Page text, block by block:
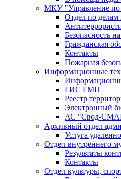
МКУ "Управление по
Отдел по делам
Безопасность
Гражданская
Контакты
Пожарная
Информационные
ГИС ГМП
Реестр
Электронный
АС "Свод-
Архивный отдел
Услуга
Отдел внутреннего
Результаты
Контакты
Отдел культуры,